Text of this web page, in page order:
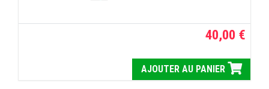
40,00 €
AJOUTER AU PANIER